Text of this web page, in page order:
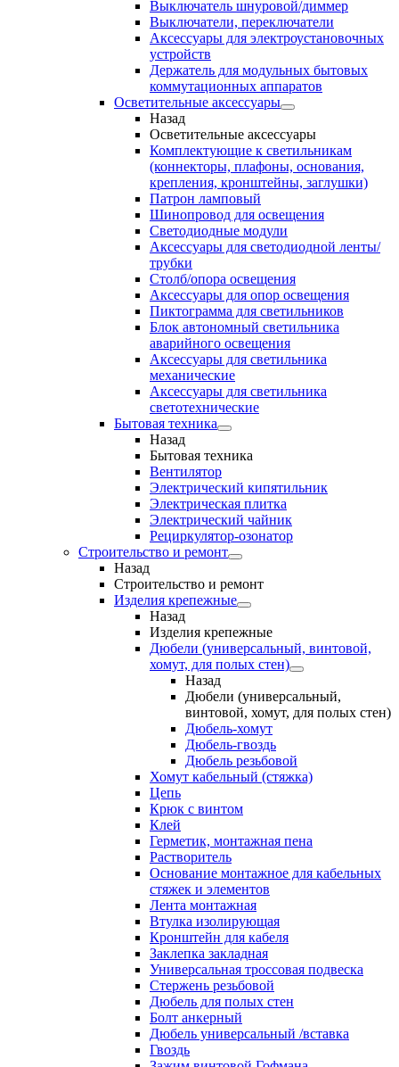
Выключатель шнуровой/диммер
Выключатели, переключатели
Аксессуары для электроустановочных
устройств
Держатель для модульных бытовых
коммутационных аппаратов
Осветительные аксессуары
Назад
Осветительные аксессуары
Комплектующие к светильникам
(коннекторы, плафоны, основания,
крепления, кронштейны, заглушки)
Патрон ламповый
Шинопровод для освещения
Светодиодные модули
Аксессуары для светодиодной ленты/
трубки
Столб/опора освещения
Аксессуары для опор освещения
Пиктограмма для светильников
Блок автономный светильника
аварийного освещения
Аксессуары для светильника
механические
Аксессуары для светильника
светотехнические
Бытовая техника
Назад
Бытовая техника
Вентилятор
Электрический кипятильник
Электрическая плитка
Электрический чайник
Рециркулятор-озонатор
Строительство и ремонт
Назад
Строительство и ремонт
Изделия крепежные
Назад
Изделия крепежные
Дюбели (универсальный, винтовой,
хомут, для полых стен)
Назад
Дюбели (универсальный,
винтовой, хомут, для полых стен)
Дюбель-хомут
Дюбель-гвоздь
Дюбель резьбовой
Хомут кабельный (стяжка)
Цепь
Крюк с винтом
Клей
Герметик, монтажная пена
Растворитель
Основание монтажное для кабельных
стяжек и элементов
Лента монтажная
Втулка изолирующая
Кронштейн для кабеля
Заклепка закладная
Универсальная троссовая подвеска
Стержень резьбовой
Дюбель для полых стен
Болт анкерный
Дюбель универсальный /вставка
Гвоздь